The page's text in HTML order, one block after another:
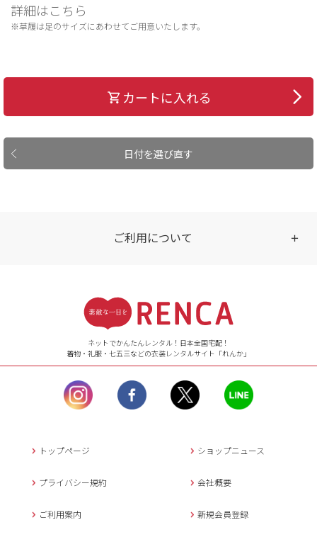
詳細はこちら
※草履は足のサイズにあわせてご用意いたします。
日付を選び直す
カートに入れる
ご利用について
【ご注文（インターネット）】
24時間年中無休
【お問い合わせ窓口（メー
ル）】10:00~17:00
土曜日、日曜日、臨
時休業日を除く。
営業時間外にいただ
返信させていただきま
年末年始、大型連休
ネットでかんたんレンタル！日本全国宅配！
着物・礼服・七五三などの衣装レンタルサイト「れんか」
トップページ ショップニュース
プライバシー規約 会社概要
ご利用案内 新規会員登録